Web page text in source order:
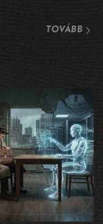
lesz 2026-ban!
LLM-ek!
TOVÁBB